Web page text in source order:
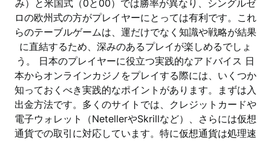
み）と米国式（0と00）では勝率が異なり、シングルゼ
ロの欧州式の方がプレイヤーにとっては有利です。これ
らのテーブルゲームは、運だけでなく知識や戦略が結果
に直結するため、深みのあるプレイが楽しめるでしょ
う。 日本のプレイヤーに役立つ実践的なアドバイス 日
本からオンラインカジノをプレイする際には、いくつか
知っておくべき実践的なポイントがあります。まずは入
出金方法です。多くのサイトでは、クレジットカードや
電子ウォレット（NetellerやSkrillなど）、さらには仮想
通貨での取引に対応しています。特に仮想通貨は処理速